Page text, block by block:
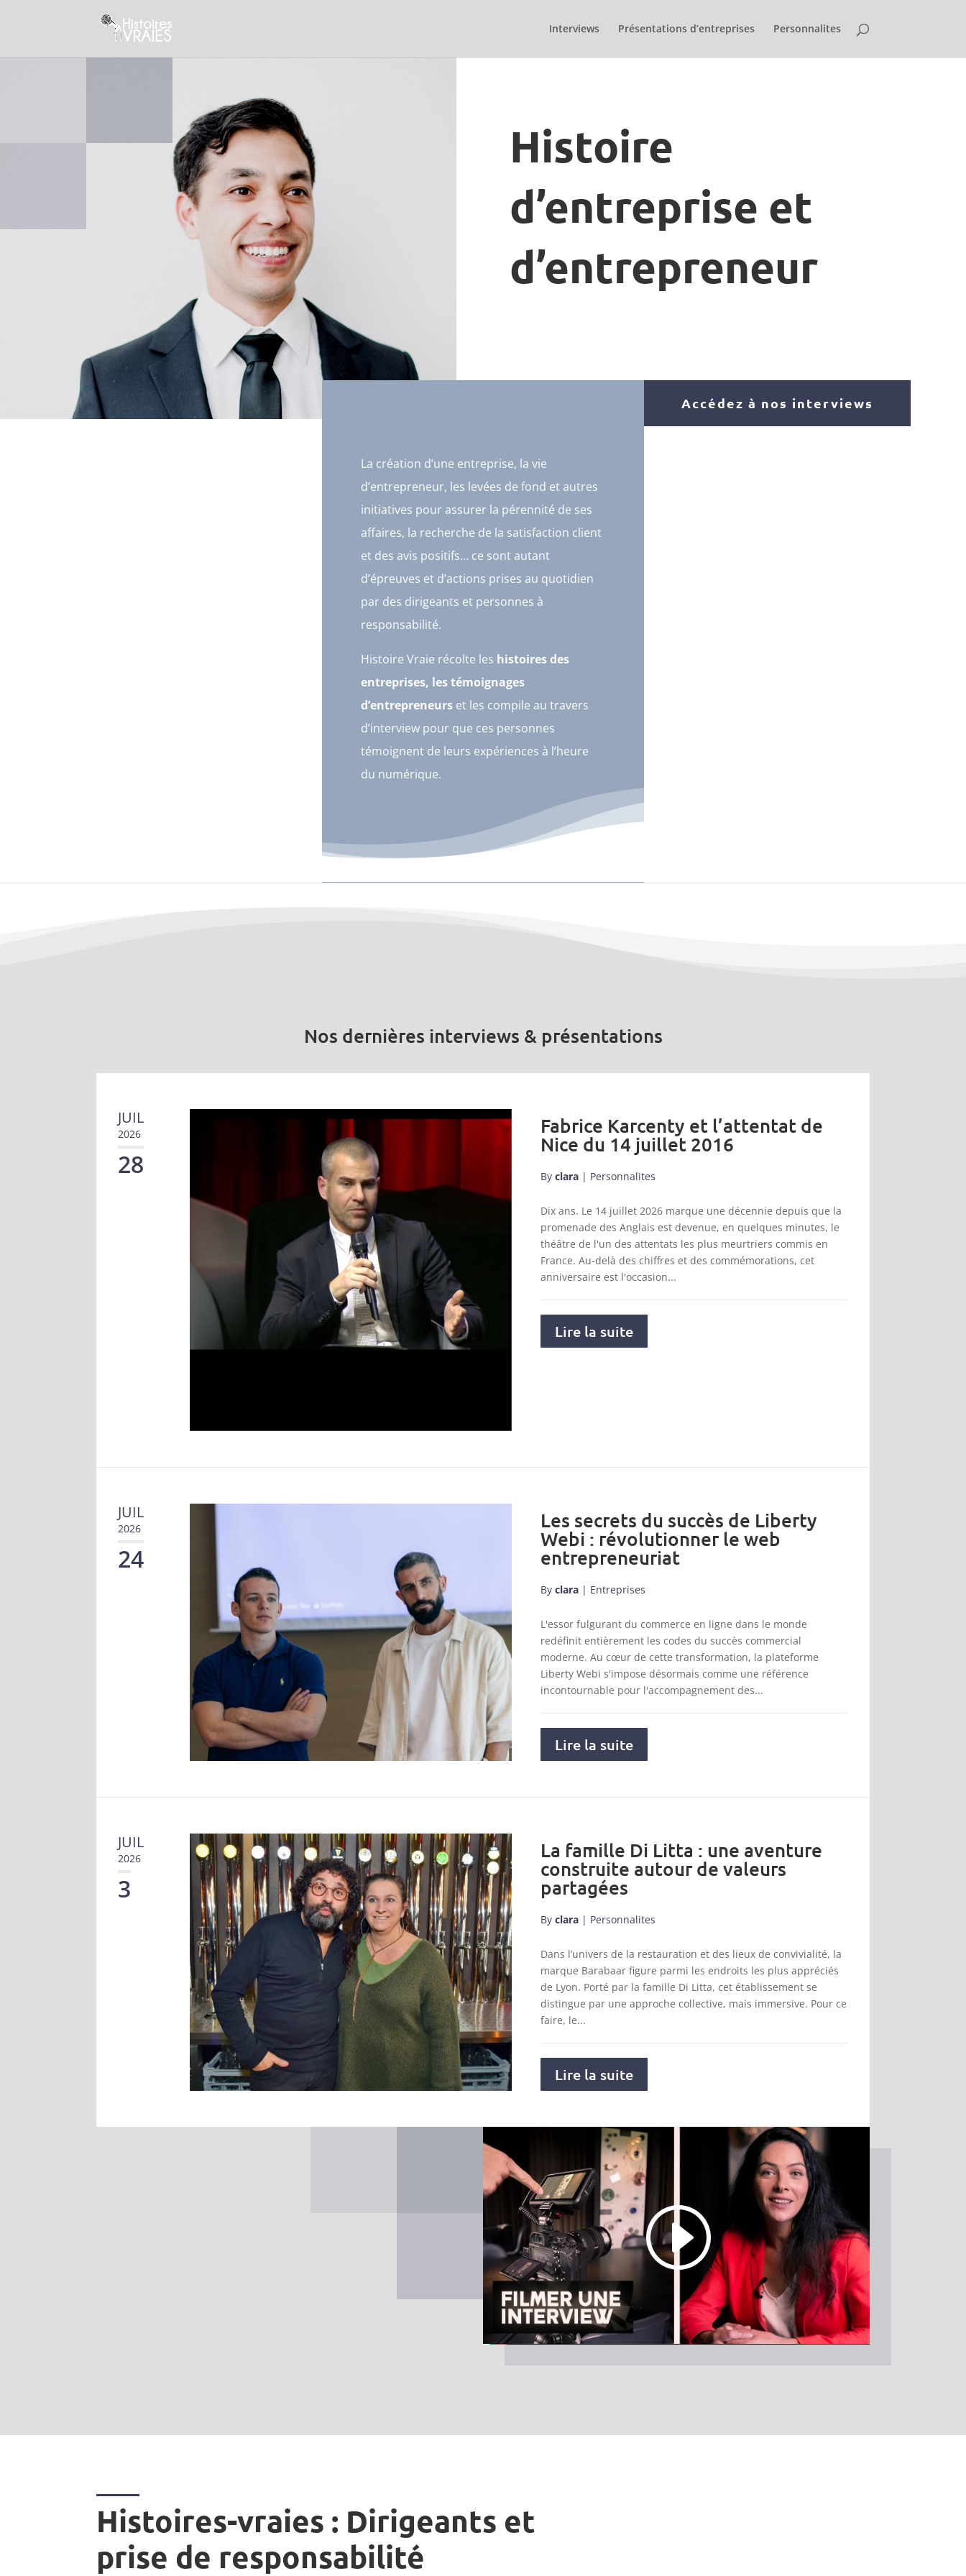
Interviews Présentations d’entreprises Personnalites
Histoire
d’entreprise et
d’entrepreneur
La création d’une entreprise, la vie
d’entrepreneur, les levées de fond et autres
initiatives pour assurer la pérennité de ses
affaires, la recherche de la satisfaction client
et des avis positifs… ce sont autant
d’épreuves et d’actions prises au quotidien
par des dirigeants et personnes à
responsabilité.
Histoire Vraie récolte les histoires des
entreprises, les témoignages
d’entrepreneurset les compile au travers
d’interview pour que ces personnes
témoignent de leurs expériences à l’heure
du numérique.
Accédez à nos interviews
Nos dernières interviews & présentations
JUIL
2026
28
Fabrice Karcenty et l’attentat de
Nice du 14 juillet 2016
By clara | Personnalites
Dix ans. Le 14 juillet 2026 marque une décennie depuis que la
promenade des Anglais est devenue, en quelques minutes, le
théâtre de l'un des attentats les plus meurtriers commis en
France. Au-delà des chiffres et des commémorations, cet
anniversaire est l'occasion...
Lire la suite
JUIL
2026
24
Les secrets du succès de Liberty
Webi : révolutionner le web
entrepreneuriat
By clara | Entreprises
L'essor fulgurant du commerce en ligne dans le monde
redéfinit entièrement les codes du succès commercial
moderne. Au cœur de cette transformation, la plateforme
Liberty Webi s'impose désormais comme une référence
incontournable pour l'accompagnement des...
Lire la suite
JUIL
2026
3
La famille Di Litta : une aventure
construite autour de valeurs
partagées
By clara | Personnalites
Dans l’univers de la restauration et des lieux de convivialité, la
marque Barabaar figure parmi les endroits les plus appréciés
de Lyon. Porté par la famille Di Litta, cet établissement se
distingue par une approche collective, mais immersive. Pour ce
faire, le...
Lire la suite
Histoires-vraies : Dirigeants et
prise de responsabilité